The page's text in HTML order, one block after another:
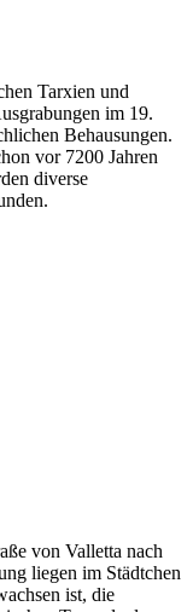
Tarxien und
im 19.
Behausungen.
vor 7200 Jahren
diverse
von Valletta nach
liegen im Städtchen
ist, die